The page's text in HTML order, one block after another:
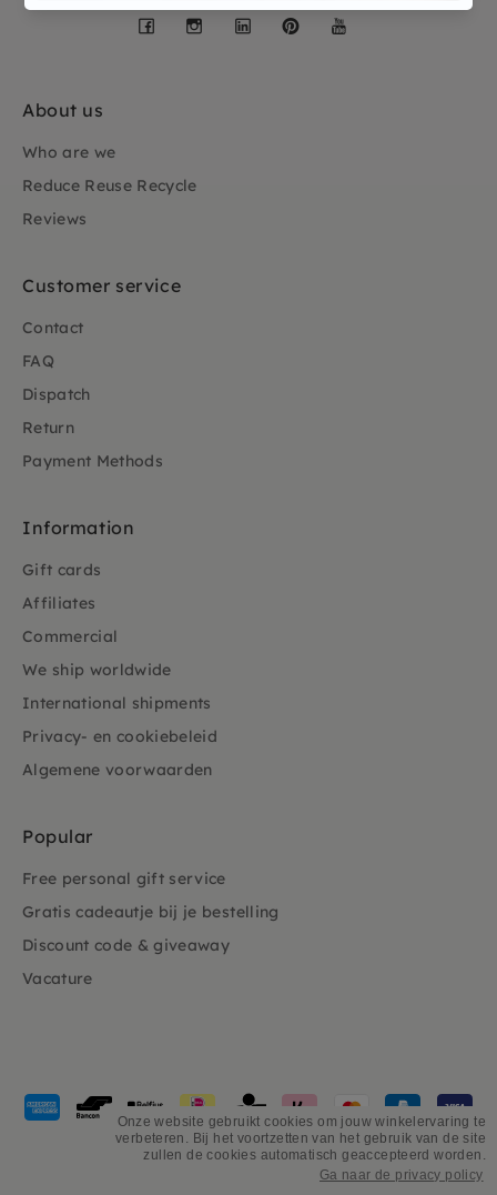
Onze website gebruikt cookies om jouw winkelervaring te
verbeteren. Bij het voortzetten van het gebruik van de site
zullen de cookies automatisch geaccepteerd worden.
Ga naar de privacy policy
Facebook
Instagram
LinkedIn
Pinterest
YouTube
About us
Who are we
Reduce Reuse Recycle
Reviews
Customer service
Contact
FAQ
Dispatch
Return
Payment Methods
Information
Gift cards
Affiliates
Commercial
We ship worldwide
International shipments
Privacy- en cookiebeleid
Algemene voorwaarden
Popular
Free personal gift service
Gratis cadeautje bij je bestelling
Discount code & giveaway
Vacature
Payment
methods
accepted